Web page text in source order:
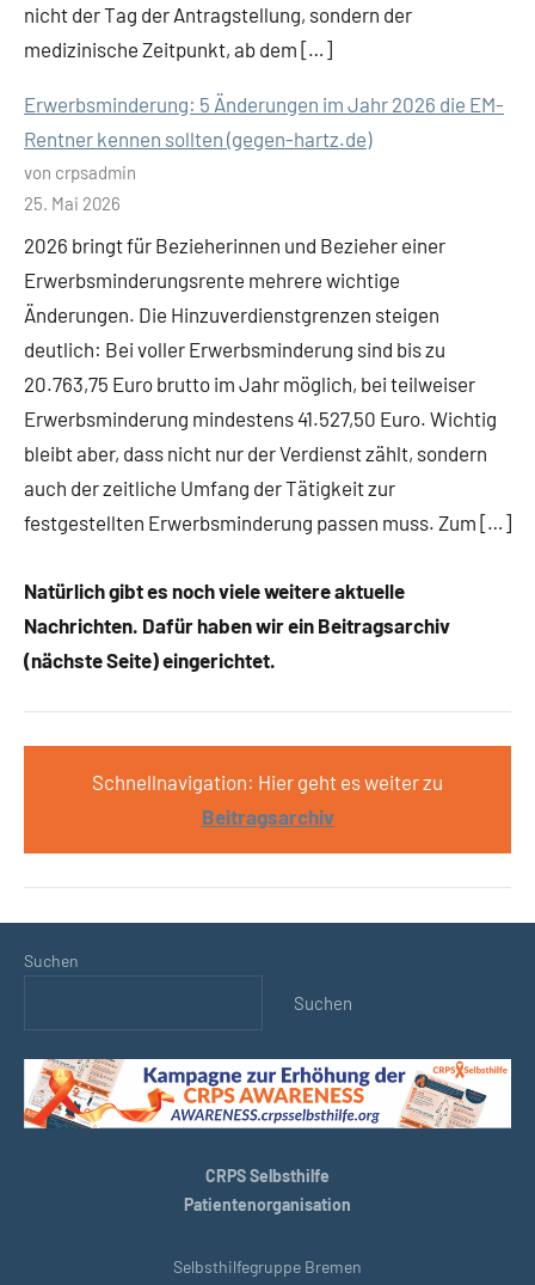
nicht der Tag der Antragstellung, sondern der
medizinische Zeitpunkt, ab dem […]
Erwerbsminderung: 5 Änderungen im Jahr 2026 die EM-
Rentner kennen sollten (gegen-hartz.de)
von crpsadmin
25. Mai 2026
2026 bringt für Bezieherinnen und Bezieher einer
Erwerbsminderungsrente mehrere wichtige
Änderungen. Die Hinzuverdienstgrenzen steigen
deutlich: Bei voller Erwerbsminderung sind bis zu
20.763,75 Euro brutto im Jahr möglich, bei teilweiser
Erwerbsminderung mindestens 41.527,50 Euro. Wichtig
bleibt aber, dass nicht nur der Verdienst zählt, sondern
auch der zeitliche Umfang der Tätigkeit zur
festgestellten Erwerbsminderung passen muss. Zum […]
Natürlich gibt es noch viele weitere aktuelle
Nachrichten. Dafür haben wir ein Beitragsarchiv
(nächste Seite) eingerichtet.
Schnellnavigation: Hier geht es weiter zu
Beitragsarchiv
Suchen
Suchen
CRPS Selbsthilfe
Patientenorganisation
Selbsthilfegruppe Bremen